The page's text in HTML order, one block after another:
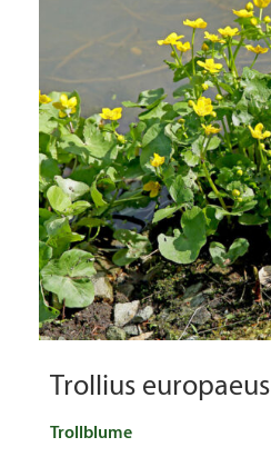
Trollius europaeus
Trollblume